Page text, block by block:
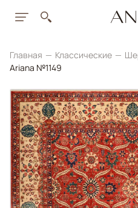
Главная Классические
Ariana №1149